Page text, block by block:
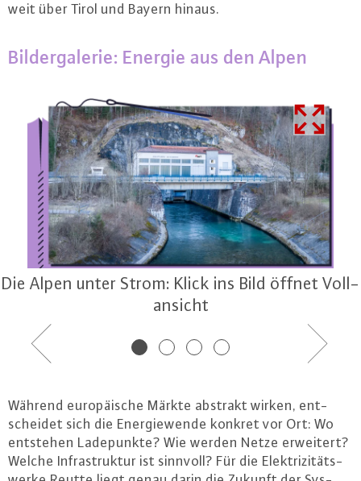
weit über Tirol und Bayern hinaus.
Bil­der­ga­le­rie: Energie aus den Alpen
Die Alpen unter Strom: Klick ins Bild öffnet Voll­
an­sicht
Next
Während eu­ro­päi­sche Märkte abstrakt wirken, ent­
schei­det sich die En­er­gie­wen­de konkret vor Ort: Wo
entstehen La­de­punk­te? Wie werden Netze erweitert?
Welche In­fra­struk­tur ist sinnvoll? Für die Elek­tri­zi­täts­